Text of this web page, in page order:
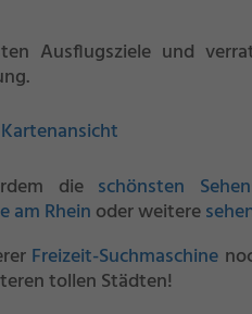
Ausflugsziele und
die schönsten
am Rhein oder weitere
Freizeit-Suchmaschine
tollen Städten!